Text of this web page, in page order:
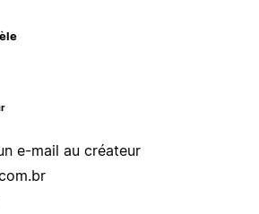
e-mail au créateur